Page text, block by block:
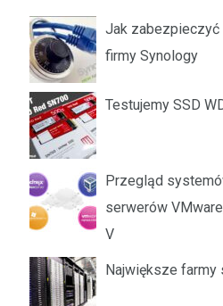
Jak zabezpieczyć
firmy Synology
Testujemy SSD
Przegląd
serwerów
V
Największe farmy